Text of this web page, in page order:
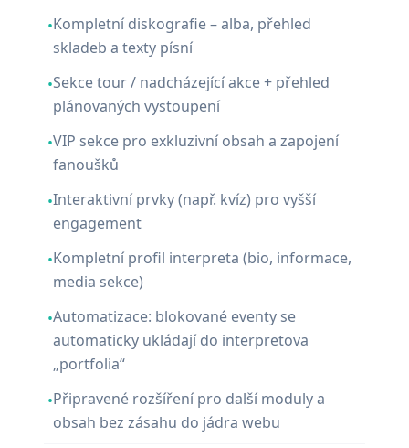
•Kompletní diskografie – alba, přehled
skladeb a texty písní
•Sekce tour / nadcházející akce + přehled
plánovaných vystoupení
•VIP sekce pro exkluzivní obsah a zapojení
fanoušků
•Interaktivní prvky (např. kvíz) pro vyšší
engagement
•Kompletní profil interpreta (bio, informace,
media sekce)
•Automatizace: blokované eventy se
automaticky ukládají do interpretova
„portfolia“
•Připravené rozšíření pro další moduly a
obsah bez zásahu do jádra webu